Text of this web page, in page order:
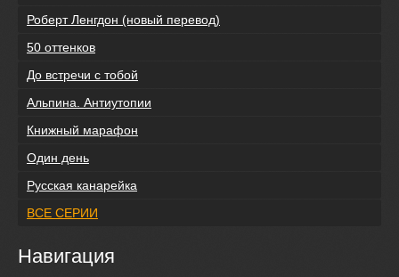
Роберт Ленгдон (новый перевод)
50 оттенков
До встречи с тобой
Альпина. Антиутопии
Книжный марафон
Один день
Русская канарейка
ВСЕ СЕРИИ
Навигация